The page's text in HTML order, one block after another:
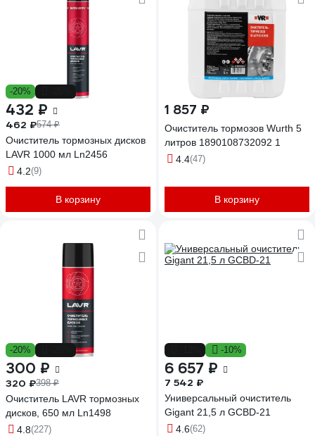
-20%
432 ₽
462 ₽574 ₽
Очиститель тормозных дисков
LAVR 1000 мл Ln2456
4.2(9)
В корзину
1 857 ₽
Очиститель тормозов Wurth 5
литров 1890108732092 1
4.4(47)
В корзину
-20%
300 ₽
320 ₽398 ₽
Очиститель LAVR тормозных
дисков, 650 мл Ln1498
4.8(227)
-10%
6 657 ₽
7 542 ₽
Универсальный очиститель
Gigant 21,5 л GCBD-21
4.6(62)